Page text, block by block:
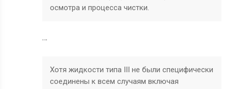
осмотра и процесса чистки.
…
Хотя жидкости типа III не были специфически
соединены к всем случаям включая